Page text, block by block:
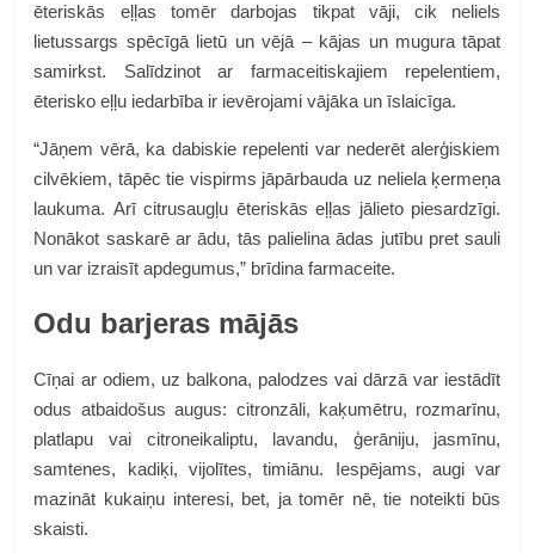
ēteriskās eļļas tomēr darbojas tikpat vāji, cik neliels
lietussargs spēcīgā lietū un vējā – kājas un mugura tāpat
samirkst. Salīdzinot ar farmaceitiskajiem repelentiem,
ēterisko eļļu iedarbība ir ievērojami vājāka un īslaicīga.
“Jāņem vērā, ka dabiskie repelenti var nederēt alerģiskiem
cilvēkiem, tāpēc tie vispirms jāpārbauda uz neliela ķermeņa
laukuma. Arī citrusaugļu ēteriskās eļļas jālieto piesardzīgi.
Nonākot saskarē ar ādu, tās palielina ādas jutību pret sauli
un var izraisīt apdegumus,” brīdina farmaceite.
Odu barjeras mājās
Cīņai ar odiem, uz balkona, palodzes vai dārzā var iestādīt
odus atbaidošus augus: citronzāli, kaķumētru, rozmarīnu,
platlapu vai citroneikaliptu, lavandu, ģerāniju, jasmīnu,
samtenes, kadiķi, vijolītes, timiānu. Iespējams, augi var
mazināt kukaiņu interesi, bet, ja tomēr nē, tie noteikti būs
skaisti.